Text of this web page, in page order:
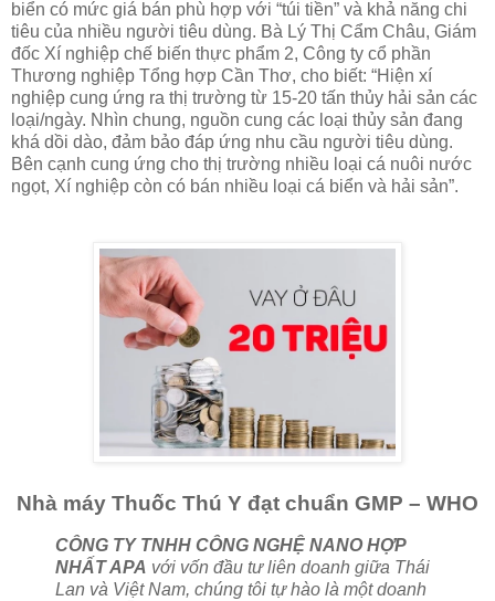
biển có mức giá bán phù hợp với “túi tiền” và khả năng chi
tiêu của nhiều người tiêu dùng. Bà Lý Thị Cẩm Châu, Giám
đốc Xí nghiệp chế biến thực phẩm 2, Công ty cổ phần
Thương nghiệp Tổng hợp Cần Thơ, cho biết: “Hiện xí
nghiệp cung ứng ra thị trường từ 15-20 tấn thủy hải sản các
loại/ngày. Nhìn chung, nguồn cung các loại thủy sản đang
khá dồi dào, đảm bảo đáp ứng nhu cầu người tiêu dùng.
Bên cạnh cung ứng cho thị trường nhiều loại cá nuôi nước
ngọt, Xí nghiệp còn có bán nhiều loại cá biển và hải sản”.
Nhà máy Thuốc Thú Y đạt chuẩn GMP – WHO
CÔNG TY TNHH CÔNG NGHỆ NANO HỢP
NHẤT APA với vốn đầu tư liên doanh giữa Thái
Lan và Việt Nam, chúng tôi tự hào là một doanh